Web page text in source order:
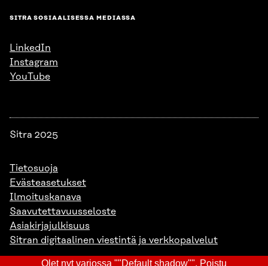
SITRA SOSIAALISESSA MEDIASSA
LinkedIn
Instagram
YouTube
Sitra 2025
Tietosuoja
Evästeasetukset
Ilmoituskanava
Saavutettavuusseloste
Asiakirjajulkisuus
Sitran digitaalinen viestintä ja verkkopalvelut
Olet nyt varjossa ""Default shadow"". Poistu